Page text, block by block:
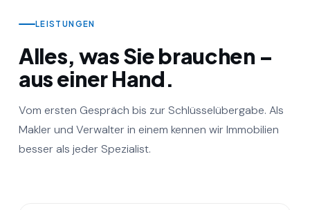
LEISTUNGEN
Alles, was Sie brauchen –
aus einer Hand.
Vom ersten Gespräch bis zur Schlüsselübergabe. Als
Makler und Verwalter in einem kennen wir Immobilien
besser als jeder Spezialist.